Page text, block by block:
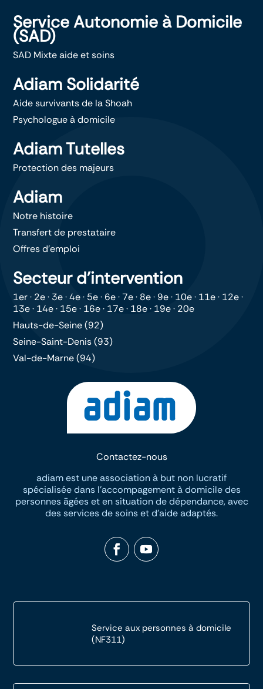
Service Autonomie à Domicile
(SAD)
SAD Mixte aide et soins
Adiam Solidarité
Aide survivants de la Shoah
Psychologue à domicile
Adiam Tutelles
Protection des majeurs
Adiam
Notre histoire
Transfert de prestataire
Offres d’emploi
Secteur d’intervention
1er· 2e· 3e·4e· 5e· 6e·7e· 8e· 9e· 10e· 11e· 12e·
13e· 14e· 15e· 16e· 17e· 18e· 19e· 20e
Hauts-de-Seine (92)
Seine-Saint-Denis (93)
Val-de-Marne (94)
Contactez-nous
adiam est une association à but non lucratif
spécialisée dans I’accompagement à domicile des
personnes āgées et en situation de dépendance, avec
des services de soins et d’aide adaptés.
Service aux personnes à domicile
(NF311)